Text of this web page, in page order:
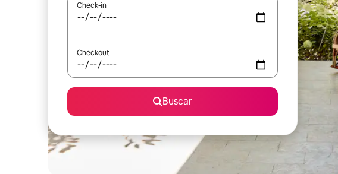
Check-in
Checkout
Buscar